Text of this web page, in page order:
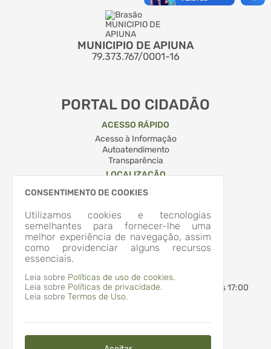
MUNICIPIO DE APIUNA
79.373.767/0001-16
PORTAL DO CIDADÃO
ACESSO RÁPIDO
Acesso à Informação
Autoatendimento
Transparência
LOCALIZAÇÃO
RUA QUINTINO BOCAIUVA, Nº 204, CENTRO
CEP: 89.135-000
Abrir no Mapa
CONTATOS
(47) 3353-2500
administracao@apiuna.sc.gov.br
HORÁRIO DE ATENDIMENTO
Segunda-feira a Sexta-feira7:30 às 12:00 - 13:30 às 17:00
CONSENTIMENTO DE COOKIES
Utilizamos cookies e tecnologias
semelhantes para fornecer-lhe uma
melhor experiência de navegação, assim
como providenciar alguns recursos
essenciais.
Leia sobre Políticas de uso de cookies.
Leia sobre Políticas de privacidade.
Leia sobre Termos de Uso.